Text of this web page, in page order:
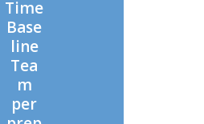
Time
Base
line
Tea
m
per